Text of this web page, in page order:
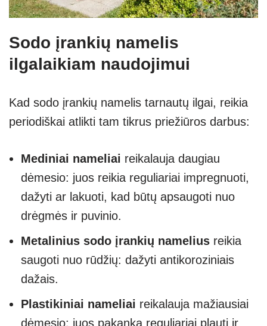
Sodo įrankių namelis
ilgalaikiam naudojimui
Kad sodo įrankių namelis tarnautų ilgai, reikia
periodiškai atlikti tam tikrus priežiūros darbus:
Mediniai nameliai reikalauja daugiau
dėmesio: juos reikia reguliariai impregnuoti,
dažyti ar lakuoti, kad būtų apsaugoti nuo
drėgmės ir puvinio.
Metalinius sodo įrankių namelius reikia
saugoti nuo rūdžių: dažyti antikoroziniais
dažais.
Plastikiniai nameliai reikalauja mažiausiai
dėmesio: juos pakanka reguliariai plauti ir